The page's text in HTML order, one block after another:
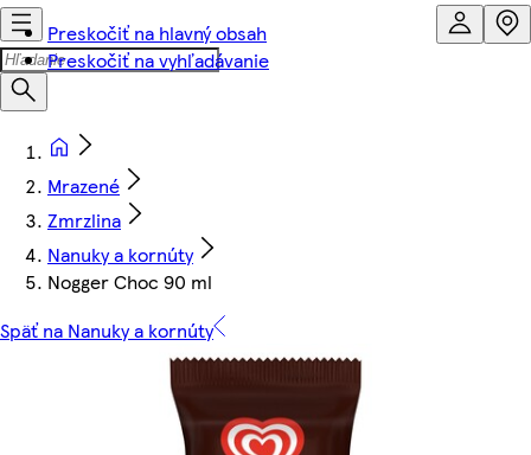
Preskočiť na hlavný obsah
Preskočiť na vyhľadávanie
Mrazené
Zmrzlina
Nanuky a kornúty
Nogger Choc 90 ml
Späť na Nanuky a kornúty